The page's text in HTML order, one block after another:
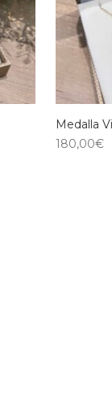
Medalla
180,00€